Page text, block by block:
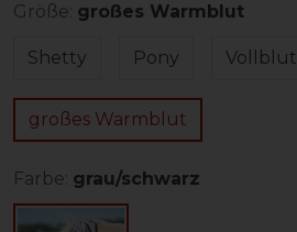
Größe: großes Warmblut
Shetty Pony Vollblut
großes Warmblut
Farbe: grau/schwarz